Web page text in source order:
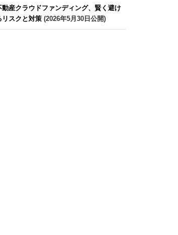
動産クラウドファンディング、賢く避け
リスクと対策(2026年5月30日公開)